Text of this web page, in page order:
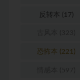
反转本 (17)
恐怖本 (221)